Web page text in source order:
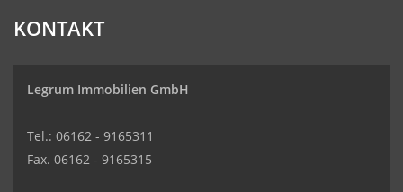
KONTAKT
Legrum Immobilien GmbH
Tel.: 06162 - 9165311
Fax. 06162 - 9165315